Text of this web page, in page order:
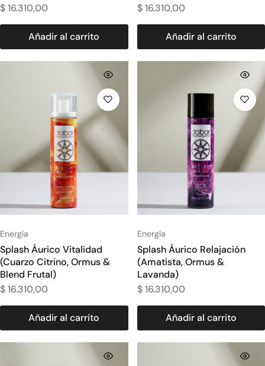
$16.310,00
Añadir al carrito
$16.310,00
Añadir al carrito
Energía
Splash Áurico Vitalidad
(Cuarzo Citrino, Ormus &
Blend Frutal)
$16.310,00
Añadir al carrito
Energía
Splash Áurico Relajación
(Amatista, Ormus &
Lavanda)
$16.310,00
Añadir al carrito